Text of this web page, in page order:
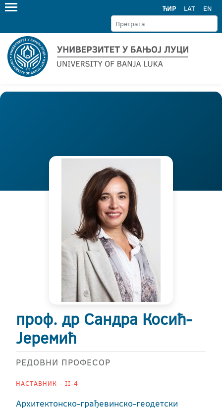
ЋИР LAT EN
проф. др Сандра Косић-
Jеремић
РЕДОВНИ ПРОФЕСОР
НАСТАВНИК - II-4
Архитектонско-грађевинско-геодетски